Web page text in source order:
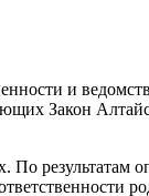
и
Закон
По результатам